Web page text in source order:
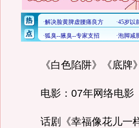
《白色陷阱》《底牌
电影：07年网络电影
话剧《幸福像花儿一样